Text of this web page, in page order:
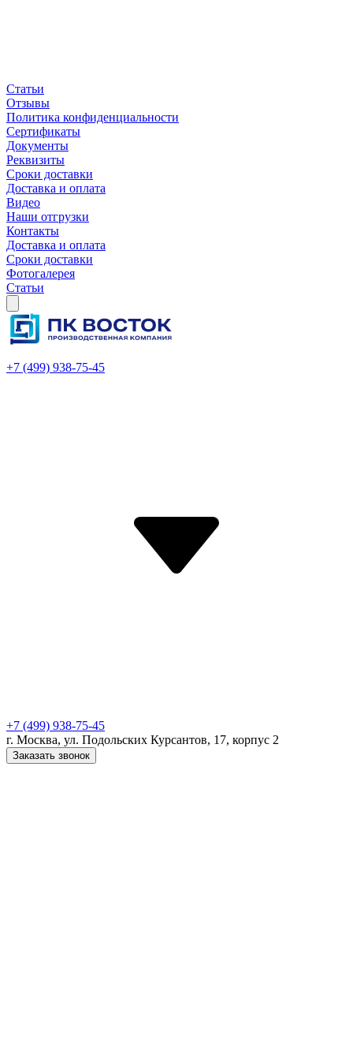
Статьи
Отзывы
Политика конфиденциальности
Сертификаты
Документы
Реквизиты
Сроки доставки
Доставка и оплата
Видео
Наши отгрузки
Контакты
Доставка и оплата
Сроки доставки
Фотогалерея
Статьи
+7 (499) 938-75-45
+7 (499) 938-75-45
г. Москва, ул. Подольских Курсантов, 17, корпус 2
Заказать звонок